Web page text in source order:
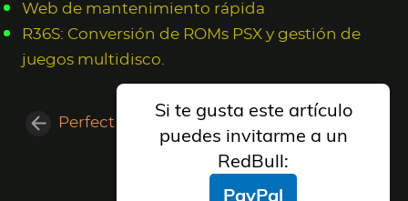
Web de mantenimiento rápida
R36S: Conversión de ROMs PSX y gestión de
juegos multidisco.
Perfect Dark R36S
Perfect Dark nativo en Linux
Si te gusta este artículo
puedes invitarme a un
RedBull:
PayPal